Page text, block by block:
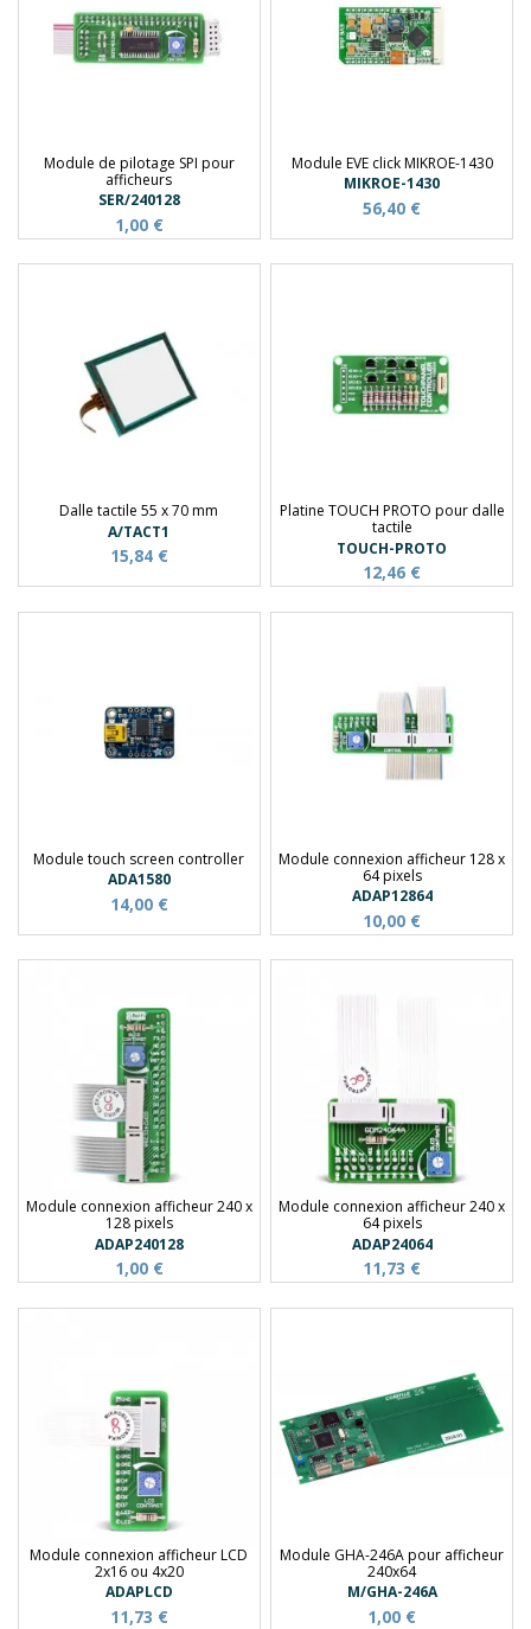
Module de pilotage SPI pour
afficheurs
SER/240128
1,00 €
Module EVE click MIKROE-1430
MIKROE-1430
56,40 €
Dalle tactile 55 x 70 mm
A/TACT1
15,84 €
Platine TOUCH PROTO pour dalle
tactile
TOUCH-PROTO
12,46 €
Module touch screen controller
ADA1580
14,00 €
Module connexion afficheur 128 x
64 pixels
ADAP12864
10,00 €
Module connexion afficheur 240 x
128 pixels
ADAP240128
1,00 €
Module connexion afficheur 240 x
64 pixels
ADAP24064
11,73 €
Module connexion afficheur LCD
2x16 ou 4x20
ADAPLCD
11,73 €
Module GHA-246A pour afficheur
240x64
M/GHA-246A
1,00 €